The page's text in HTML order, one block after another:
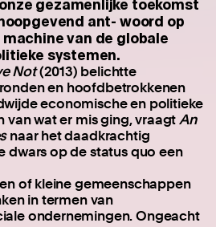
ant- woord op
van de globale
systemen.
Not(2013) belichtte
en hoofdbetrokkenen
economische en politieke
van wat er mis ging, vraagtAn
naar het daadkrachtig
dwars op de status quo een
of kleine gemeenschappen
in termen van
ondernemingen. Ongeacht